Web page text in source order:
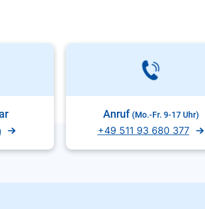
Anruf (Mo.-Fr. 9-17 Uhr)
+49 511 93 680 377